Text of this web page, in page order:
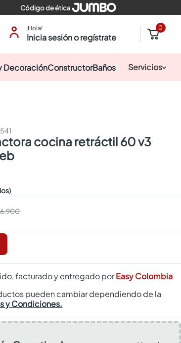
Código de ética
¡Hola!
Inicia sesión o regístrate
0
DecoraciónConstructorBaños Servicios
facturado y entregado porEasy Colombia
pueden cambiar dependiendo de la
y Condiciones.